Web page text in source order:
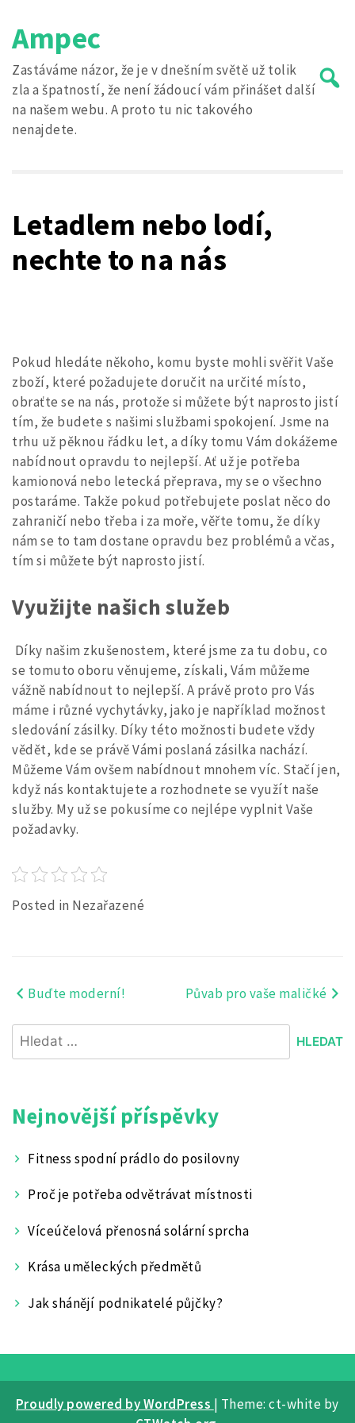
to
content
Ampec
Zastáváme názor, že je v dnešním světě už tolik
zla a špatností, že není žádoucí vám přinášet další
na našem webu. A proto tu nic takového
nenajdete.
Letadlem nebo lodí,
nechte to na nás
Pokud hledáte někoho, komu byste mohli svěřit Vaše
zboží, které požadujete doručit na určité místo,
obraťte se na nás, protože si můžete být naprosto jistí
tím, že budete s našimi službami spokojení. Jsme na
trhu už pěknou řádku let, a díky tomu Vám dokážeme
nabídnout opravdu to nejlepší. Ať už je potřeba
kamionová nebo letecká přeprava, my se o všechno
postaráme. Takže pokud potřebujete poslat něco do
zahraničí nebo třeba i za moře, věřte tomu, že díky
nám se to tam dostane opravdu bez problémů a včas,
tím si můžete být naprosto jistí.
Využijte našich služeb
Díky našim zkušenostem, které jsme za tu dobu, co
se tomuto oboru věnujeme, získali, Vám můžeme
vážně nabídnout to nejlepší. A právě proto pro Vás
máme i různé vychytávky, jako je například možnost
sledování zásilky. Díky této možnosti budete vždy
vědět, kde se právě Vámi poslaná zásilka nachází.
Můžeme Vám ovšem nabídnout mnohem víc. Stačí jen,
když nás kontaktujete a rozhodnete se využít naše
služby. My už se pokusíme co nejlépe vyplnit Vaše
požadavky.
Posted in Nezařazené
Navigace
pro
příspěvek
Buďte moderní! Půvab pro vaše maličké
Vyhledávání
Nejnovější příspěvky
Fitness spodní prádlo do posilovny
Proč je potřeba odvětrávat místnosti
Víceúčelová přenosná solární sprcha
Krása uměleckých předmětů
Jak shánějí podnikatelé půjčky?
Proudly powered by WordPress | Theme: ct-white by